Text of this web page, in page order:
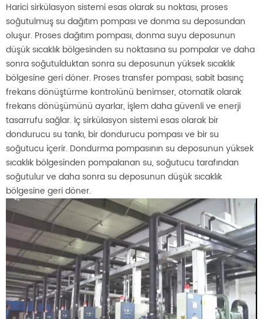
Harici sirkülasyon sistemi esas olarak su noktası, proses
soğutulmuş su dağıtım pompası ve donma su deposundan
oluşur. Proses dağıtım pompası, donma suyu deposunun
düşük sıcaklık bölgesinden su noktasına su pompalar ve daha
sonra soğutulduktan sonra su deposunun yüksek sıcaklık
bölgesine geri döner. Proses transfer pompası, sabit basınç
frekans dönüştürme kontrolünü benimser, otomatik olarak
frekans dönüşümünü ayarlar, işlem daha güvenli ve enerji
tasarrufu sağlar. İç sirkülasyon sistemi esas olarak bir
dondurucu su tankı, bir dondurucu pompası ve bir su
soğutucu içerir. Dondurma pompasının su deposunun yüksek
sıcaklık bölgesinden pompalanan su, soğutucu tarafından
soğutulur ve daha sonra su deposunun düşük sıcaklık
bölgesine geri döner.